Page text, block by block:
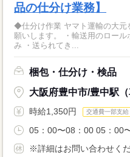
品の仕分け業務】
◆仕分け作業 ヤマト運輸の大元
願いします。 ・輸送用のロールボックスパレットへの荷物の積み込
み ・送られてき...
梱包・仕分け・検品
大阪府豊中市/豊中駅（
時給1,350円 交通費一部支給
05：00〜08：00 05：00
※詳細はお問い合わせくだ